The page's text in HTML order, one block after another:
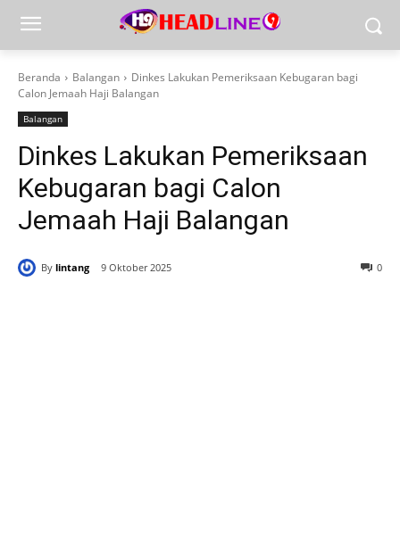
Beranda Balangan
Dinkes Lakukan Pemeriksaan Kebugaran bagi
Calon Jemaah Haji Balangan
Balangan
Dinkes Lakukan Pemeriksaan
Kebugaran bagi Calon
Jemaah Haji Balangan
By lintang 9 Oktober 2025 0